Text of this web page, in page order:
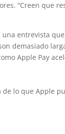
“Creen que
entrevista
demasiado
Apple Pay
lo que Apple